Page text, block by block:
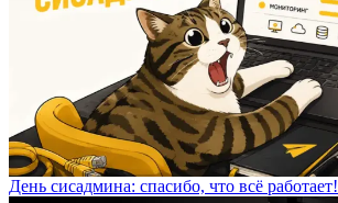
День сисадмина: спасибо, что всё работает!